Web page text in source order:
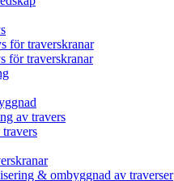
för traverskranar
för traverskranar
av travers
& ombyggnad av traverser